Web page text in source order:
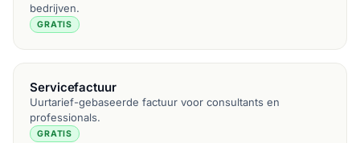
bedrijven.
GRATIS
Servicefactuur
Uurtarief-gebaseerde factuur voor consultants en
professionals.
GRATIS